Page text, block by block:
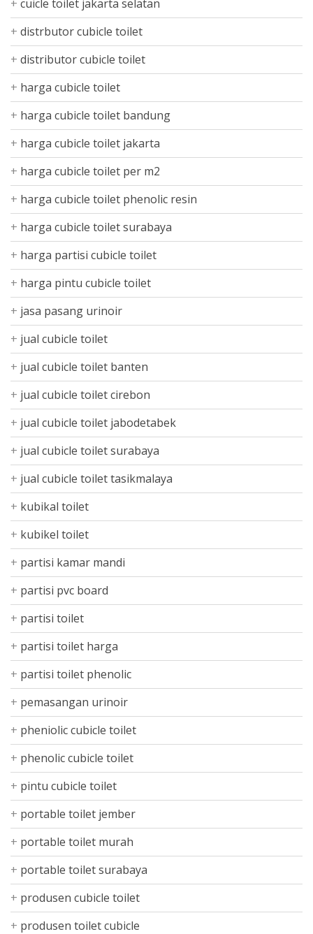
cuicle toilet jakarta selatan
distrbutor cubicle toilet
distributor cubicle toilet
harga cubicle toilet
harga cubicle toilet bandung
harga cubicle toilet jakarta
harga cubicle toilet per m2
harga cubicle toilet phenolic resin
harga cubicle toilet surabaya
harga partisi cubicle toilet
harga pintu cubicle toilet
jasa pasang urinoir
jual cubicle toilet
jual cubicle toilet banten
jual cubicle toilet cirebon
jual cubicle toilet jabodetabek
jual cubicle toilet surabaya
jual cubicle toilet tasikmalaya
kubikal toilet
kubikel toilet
partisi kamar mandi
partisi pvc board
partisi toilet
partisi toilet harga
partisi toilet phenolic
pemasangan urinoir
pheniolic cubicle toilet
phenolic cubicle toilet
pintu cubicle toilet
portable toilet jember
portable toilet murah
portable toilet surabaya
produsen cubicle toilet
produsen toilet cubicle